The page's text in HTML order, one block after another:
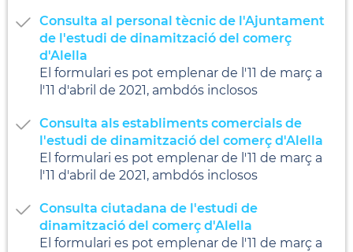
Consulta al personal tècnic de l'Ajuntament
de l'estudi de dinamització del comerç
d'Alella
El formulari es pot emplenar de l'11 de març a
l'11 d'abril de 2021, ambdós inclosos
Consulta als establiments comercials de
l'estudi de dinamització del comerç d'Alella
El formulari es pot emplenar de l'11 de març a
l'11 d'abril de 2021, ambdós inclosos
Consulta ciutadana de l'estudi de
dinamització del comerç d'Alella
El formulari es pot emplenar de l'11 de març a